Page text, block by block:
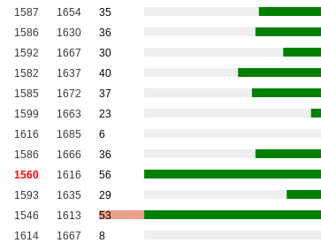
1587 1654
35
1586 1630
36
1592 1667
30
1582 1637
40
1585 1672
37
1599 1663
23
1616 1685
6
1586 1666
36
1560 1616
56
1593 1635
29
1546 1613
53
1614 1667 8